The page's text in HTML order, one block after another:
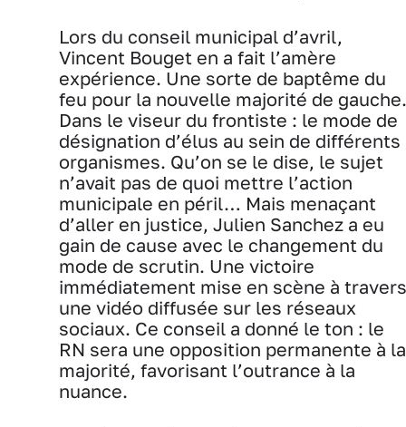
Lors du conseil municipal d’avril,
Vincent Bouget en a fait l’amère
expérience. Une sorte de baptême du
feu pour la nouvelle majorité de gauche.
Dans le viseur du frontiste : le mode de
désignation d’élus au sein de différents
organismes. Qu’on se le dise, le sujet
n’avait pas de quoi mettre l’action
municipale en péril… Mais menaçant
d’aller en justice, Julien Sanchez a eu
gain de cause avec le changement du
mode de scrutin. Une victoire
immédiatement mise en scène à travers
une vidéo diffusée sur les réseaux
sociaux. Ce conseil a donné le ton : le
RN sera une opposition permanente à la
majorité, favorisant l’outrance à la
nuance.